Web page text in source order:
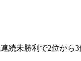
続未勝利で2位から3